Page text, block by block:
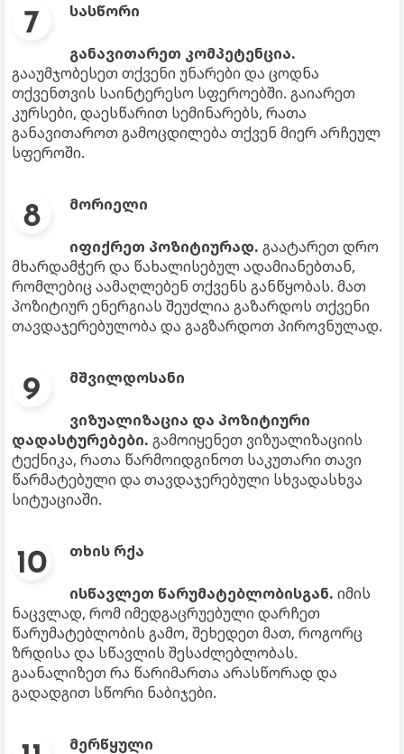
სასწორი
განავითარეთ კომპეტენცია.
გააუმჯობესეთ თქვენი უნარები და ცოდნა
თქვენთვის საინტერესო სფეროებში. გაიარეთ
კურსები, დაესწარით სემინარებს, რათა
განავითაროთ გამოცდილება თქვენ მიერ არჩეულ
სფეროში.
მორიელი
იფიქრეთ პოზიტიურად. გაატარეთ დრო
მხარდამჭერ და წახალისებულ ადამიანებთან,
რომლებიც აამაღლებენ თქვენს განწყობას. მათ
პოზიტიურ ენერგიას შეუძლია გაზარდოს თქვენი
თავდაჯერებულობა და გაგზარდოთ პიროვნულად.
მშვილდოსანი
ვიზუალიზაცია და პოზიტიური
დადასტურებები. გამოიყენეთ ვიზუალიზაციის
ტექნიკა, რათა წარმოიდგინოთ საკუთარი თავი
წარმატებული და თავდაჯერებული სხვადასხვა
სიტუაციაში.
თხის რქა
ისწავლეთ წარუმატებლობისგან. იმის
ნაცვლად, რომ იმედგაცრუებული დარჩეთ
წარუმატებლობის გამო, შეხედეთ მათ, როგორც
ზრდისა და სწავლის შესაძლებლობას.
გაანალიზეთ რა წარიმართა არასწორად და
გადადგით სწორი ნაბიჯები.
მერწყული